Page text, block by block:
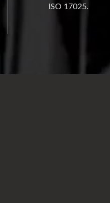
ISO 17025.